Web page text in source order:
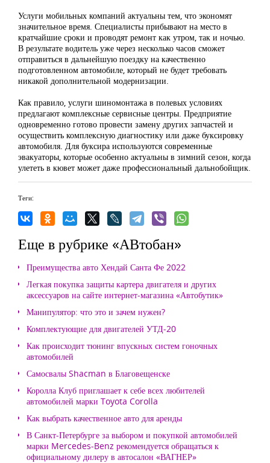
Услуги мобильных компаний актуальны тем, что экономят
значительное время. Специалисты прибывают на место в
кратчайшие сроки и проводят ремонт как утром, так и ночью.
В результате водитель уже через несколько часов сможет
отправиться в дальнейшую поездку на качественно
подготовленном автомобиле, который не будет требовать
никакой дополнительной модернизации.
Как правило, услуги шиномонтажа в полевых условиях
предлагают комплексные сервисные центры. Предприятие
одновременно готово провести замену других запчастей и
осуществить комплексную диагностику или даже буксировку
автомобиля. Для буксира используются современные
эвакуаторы, которые особенно актуальны в зимний сезон, когда
улететь в кювет может даже профессиональный дальнобойщик.
Теги:
Еще в рубрике «АВтобан»
Преимущества авто Хендай Санта Фе 2022
Легкая покупка защиты картера двигателя и других
аксессуаров на сайте интернет-магазина «Автобутик»
Манипулятор: что это и зачем нужен?
Комплектующие для двигателей УТД-20
Как происходит тюнинг впускных систем гоночных
автомобилей
Самосвалы Shacman в Благовещенске
Королла Клуб приглашает к себе всех любителей
автомобилей марки Toyota Corolla
Как выбрать качественное авто для аренды
В Санкт-Петербурге за выбором и покупкой автомобилей
марки Mercedes-Benz рекомендуется обращаться к
официальному дилеру в автосалон «ВАГНЕР»